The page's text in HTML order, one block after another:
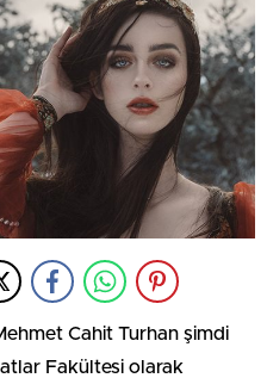
Cahit Turhan şimdi
Fakültesi olarak